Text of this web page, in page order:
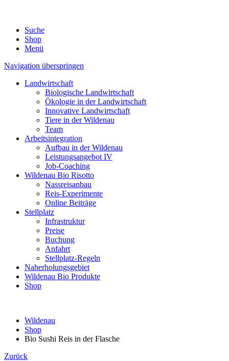
Suche
Shop
Menü
Navigation überspringen
Landwirtschaft
Biologische Landwirtschaft
Ökologie in der Landwirtschaft
Innovative Landwirtschaft
Tiere in der Wildenau
Team
Arbeitsintegration
Aufbau in der Wildenau
Leistungsangebot IV
Job-Coaching
Wildenau Bio Risotto
Nassreisanbau
Reis-Experimente
Online Beiträge
Stellplatz
Infrastruktur
Preise
Buchung
Anfahrt
Stellplatz-Regeln
Naherholungsgebiet
Wildenau Bio Produkte
Shop
Wildenau
Shop
Bio Sushi Reis in der Flasche
Zurück